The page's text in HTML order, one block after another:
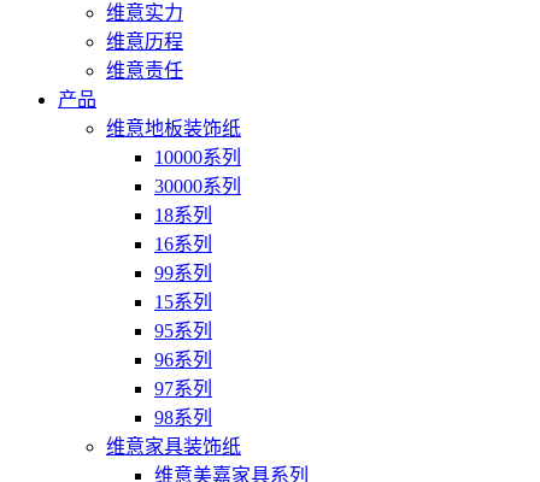
维意实力
维意历程
维意责任
产品
维意地板装饰纸
10000系列
30000系列
18系列
16系列
99系列
15系列
95系列
96系列
97系列
98系列
维意家具装饰纸
维意美嘉家具系列